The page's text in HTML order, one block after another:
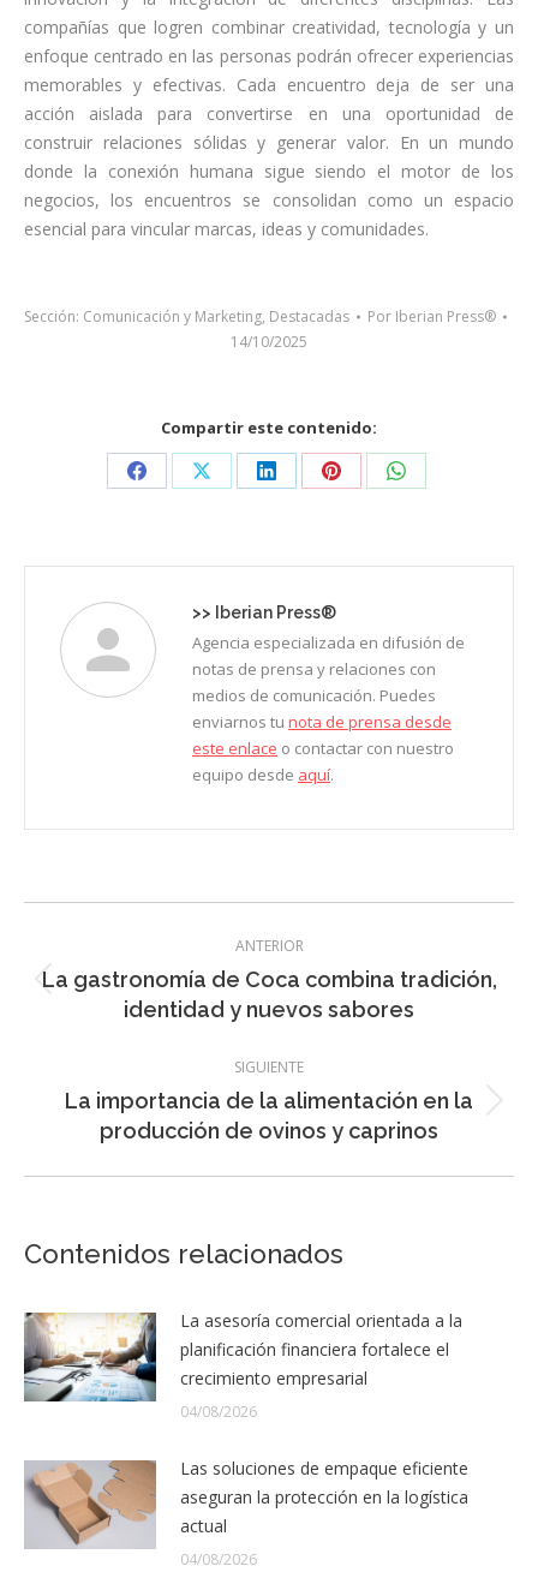
compañías que logren combinar creatividad, tecnología y un
enfoque centrado en las personas podrán ofrecer experiencias
memorables y efectivas. Cada encuentro deja de ser una
acción aislada para convertirse en una oportunidad de
construir relaciones sólidas y generar valor. En un mundo
donde la conexión humana sigue siendo el motor de los
negocios, los encuentros se consolidan como un espacio
esencial para vincular marcas, ideas y comunidades.
Sección: Comunicación y Marketing, Destacadas Por Iberian Press®
14/10/2025
Compartir este contenido:
Share
Facebook
Share
X
Share
LinkedIn
Share
Pinterest
Share
WhatsApp
>> Iberian Press®
Agencia especializada en difusión de
notas de prensa y relaciones con
medios de comunicación. Puedes
enviarnos tu nota de prensa desde
este enlace o contactar con nuestro
equipo desde aquí.
entre
entradas
ANTERIOR
Entrada
anterior:
La gastronomía de Coca combina tradición,
identidad y nuevos sabores
SIGUIENTE
Entrada
siguiente:
La importancia de la alimentación en la
producción de ovinos y caprinos
Contenidos relacionados
La asesoría comercial orientada a la
planificación financiera fortalece el
crecimiento empresarial
04/08/2026
Las soluciones de empaque eficiente
aseguran la protección en la logística
actual
04/08/2026